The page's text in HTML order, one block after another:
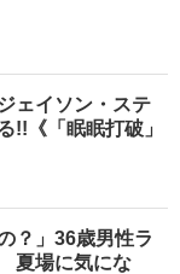
ェイソン・ステ
!!《「眠眠打破」
？」36歳男性ラ
夏場に気にな